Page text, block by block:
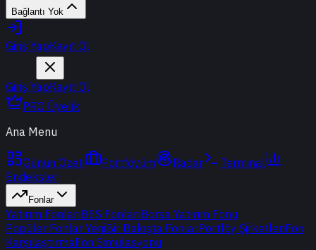
Bağlantı Yok
Giriş YapKayıt Ol
Giriş YapKayıt Ol
PRO Üyelik
Ana Menu
Günün Özeti Portföyüm Radar
Terminal
Endeksler
Fonlar
Yatırım FonlarıBES FonlarıBorsa Yatırım Fonu
Popüler Fonlar YeniBir Bakışta FonlarPortföy ŞirketleriFon
KarşılaştırmaFon Simülasyonu